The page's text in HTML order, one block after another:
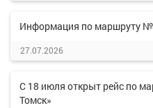
Информация по маршруту
27.07.2026
С 18 июля открыт рейс по
Томск»